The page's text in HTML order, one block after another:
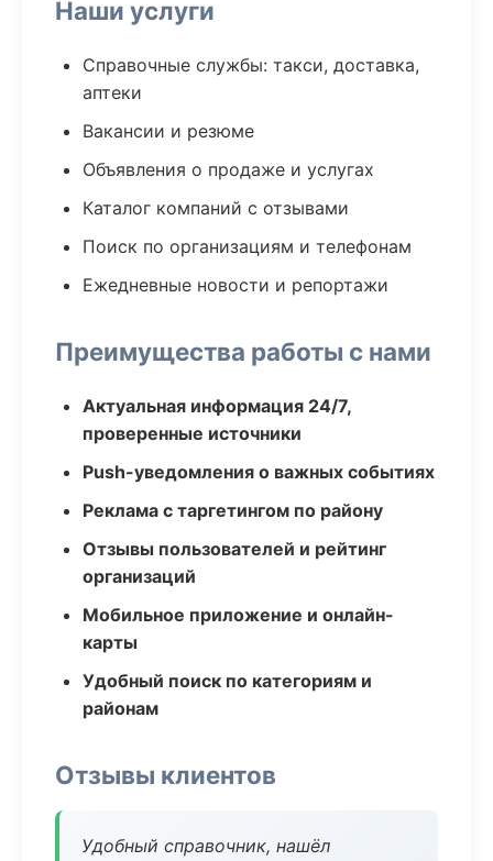
Наши услуги
Справочные службы: такси, доставка,
аптеки
Вакансии и резюме
Объявления о продаже и услугах
Каталог компаний с отзывами
Поиск по организациям и телефонам
Ежедневные новости и репортажи
Преимущества работы с нами
Актуальная информация 24/7,
проверенные источники
Push-уведомления о важных событиях
Реклама с таргетингом по району
Отзывы пользователей и рейтинг
организаций
Мобильное приложение и онлайн-
карты
Удобный поиск по категориям и
районам
Отзывы клиентов
Удобный справочник, нашёл